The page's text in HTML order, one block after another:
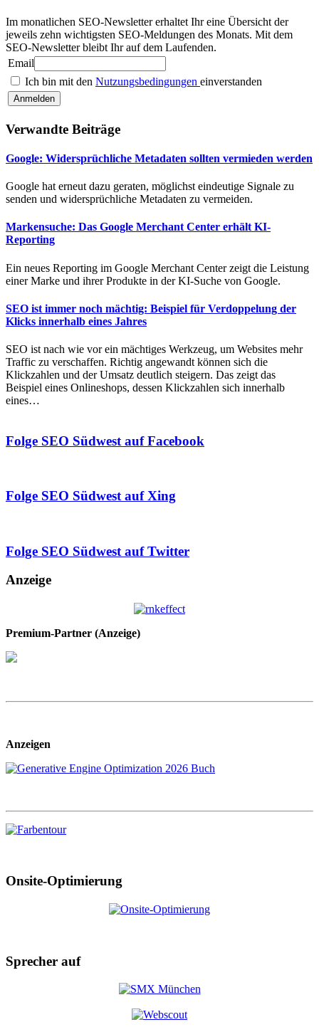
Im monatlichen SEO-Newsletter erhaltet Ihr eine Übersicht der
jeweils zehn wichtigsten SEO-Meldungen des Monats. Mit dem
SEO-Newsletter bleibt Ihr auf dem Laufenden.
Email
Ich bin mit den Nutzungsbedingungen einverstanden
Verwandte Beiträge
Google: Widersprüchliche Metadaten sollten vermieden werden
Google hat erneut dazu geraten, möglichst eindeutige Signale zu
senden und widersprüchliche Metadaten zu vermeiden.
Markensuche: Das Google Merchant Center erhält KI-
Reporting
Ein neues Reporting im Google Merchant Center zeigt die Leistung
einer Marke und ihrer Produkte in der KI-Suche von Google.
SEO ist immer noch mächtig: Beispiel für Verdoppelung der
Klicks innerhalb eines Jahres
SEO ist nach wie vor ein mächtiges Werkzeug, um Websites mehr
Traffic zu verschaffen. Richtig angewandt können sich die
Klickzahlen und der Umsatz deutlich steigern. Das zeigt das
Beispiel eines Onlineshops, dessen Klickzahlen sich innerhalb
eines…
Folge SEO Südwest auf Facebook
Folge SEO Südwest auf Xing
Folge SEO Südwest auf Twitter
Anzeige
Premium-Partner (Anzeige)
Anzeigen
Onsite-Optimierung
Sprecher auf